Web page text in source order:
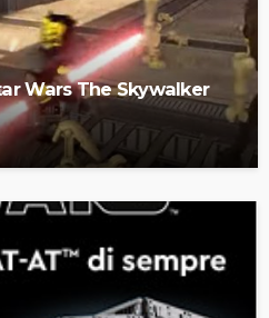
Wars The Skywalker